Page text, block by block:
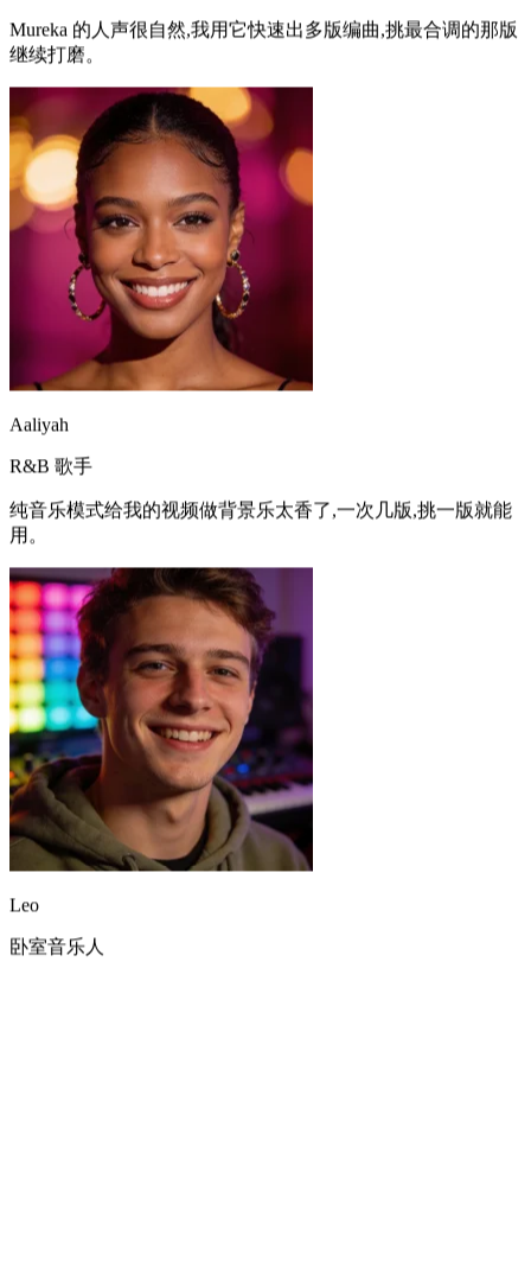
Aaliyah
R&B 歌手
纯音乐模式给我的视频做背景乐太香了,一次几版,挑一版就能
卧室音乐人